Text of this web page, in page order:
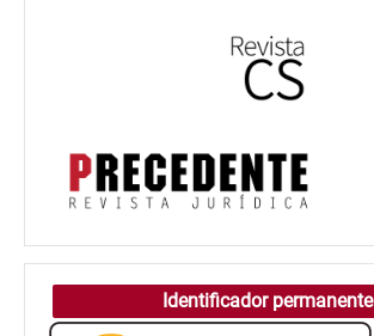
Identificador permanente